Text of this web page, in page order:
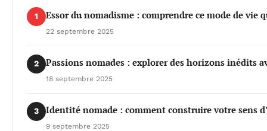
1 Essor du nomadisme : comprendre ce mode de vie
22 septembre 2025
2 Passions nomades : explorer des horizons inédits
18 septembre 2025
3 Identité nomade : comment construire votre sens
9 septembre 2025